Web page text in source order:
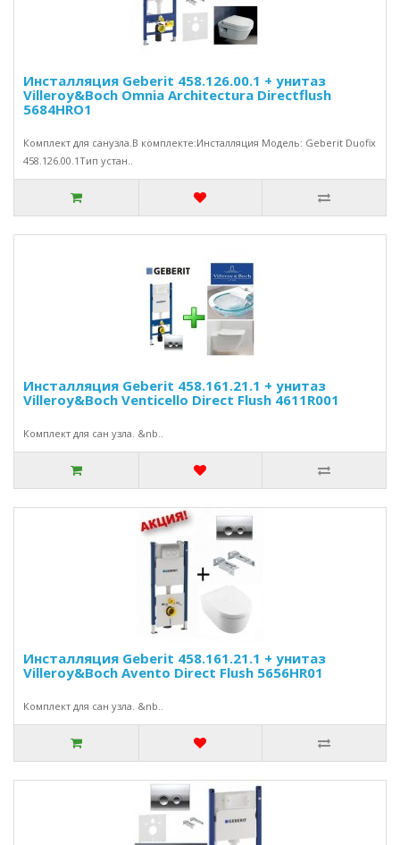
Инсталляция Geberit 458.126.00.1 + унитаз
Villeroy&Boch Omnia Architectura Directflush
5684HRO1
Комплект для санузла.В комплекте:Инсталляция Модель: Geberit Duofix
458.126.00.1Тип устан..
Инсталляция Geberit 458.161.21.1 + унитаз
Villeroy&Boch Venticello Direct Flush 4611R001
Комплект для сан узла. &nb..
Инсталляция Geberit 458.161.21.1 + унитаз
Villeroy&Boch Avento Direct Flush 5656HR01
Комплект для сан узла. &nb..